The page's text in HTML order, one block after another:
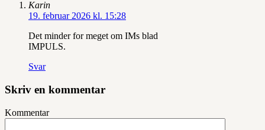
Karin
19. februar 2026 kl. 15:28
Det minder for meget om IMs blad
IMPULS.
Svar
Skriv en kommentar
Kommentar